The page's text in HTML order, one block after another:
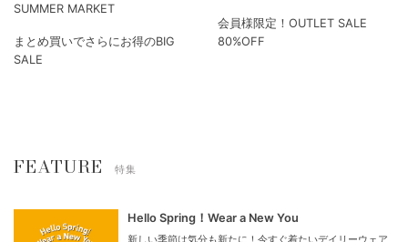
SUMMER MARKET
まとめ買いでさらにお得のBIG
SALE
会員様限定！OUTLET SALE
80%OFF
FEATURE 特集
Hello Spring！Wear a New You
新しい季節は気分も新たに！今すぐ着たいデイリーウェア